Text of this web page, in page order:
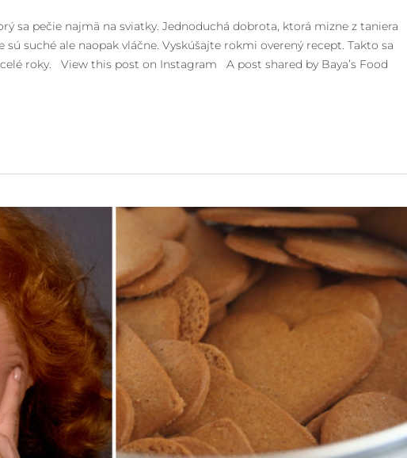
sa pečie najmä na sviatky. Jednoduchá dobrota, ktorá mizne z taniera
suché ale naopak vláčne. Vyskúšajte rokmi overený recept. Takto sa
roky. View this post on Instagram A post shared by Baya’s Food